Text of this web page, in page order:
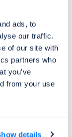
ads, to
our traffic.
of our site with
partners who
you’ve
from your use
details
20. 12. 2024
být
častí
leden. Řada z